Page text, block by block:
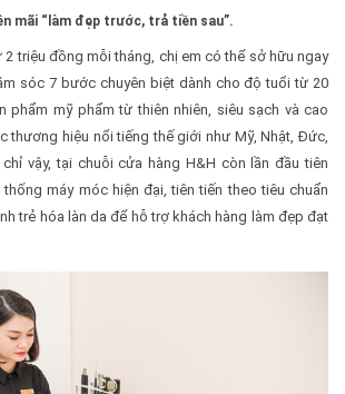
mãi “làm đẹp trước, trả tiền sau”.
triệu đồng mỗi tháng, chị em có thể sở hữu ngay
sóc 7 bước chuyên biệt dành cho độ tuổi từ 20
phẩm mỹ phẩm từ thiên nhiên, siêu sạch và cao
thương hiệu nổi tiếng thế giới như Mỹ, Nhật, Đức,
chỉ vậy, tại chuỗi cửa hàng H&H còn lần đầu tiên
máy móc hiện đại, tiên tiến theo tiêu chuẩn
trẻ hóa làn da để hỗ trợ khách hàng làm đẹp đạt